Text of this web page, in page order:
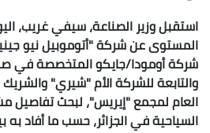
استقبل وزير الصناعة، سيفي غريب،
المستوى عن شركة "أتوموبيل نيو
شركة أومودا/جايكو المتخصصة في
والتابعة للشركة الأم "شيري" والشريك
العام لمجمع "إيريس"، لبحث تفاصيل
السياحية في الجزائر، حسب ما أفاد به